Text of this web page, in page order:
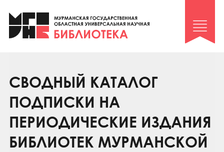
Клуб «Гиря и сельдерей»
Клуб «Семейный архив»
Коллегам
Контакты
СВОДНЫЙ КАТАЛОГ
ПОДПИСКИ НА
ПЕРИОДИЧЕСКИЕ ИЗДАНИЯ
БИБЛИОТЕК МУРМАНСКОЙ